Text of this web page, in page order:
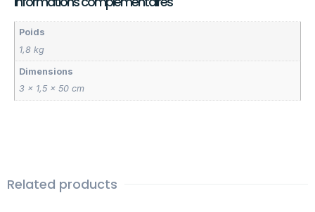
Poids
1,8 kg
Dimensions
3 × 1,5 × 50 cm
Related products